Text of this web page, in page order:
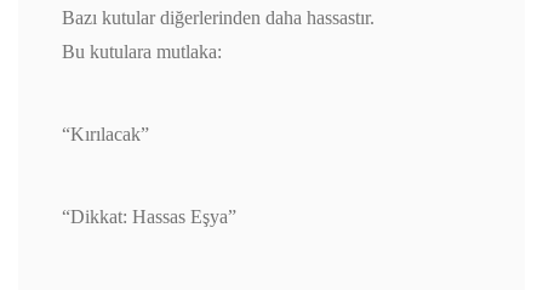
Bazı kutular diğerlerinden daha hassastır.
Bu kutulara mutlaka:
“Kırılacak”
“Dikkat: Hassas Eşya”